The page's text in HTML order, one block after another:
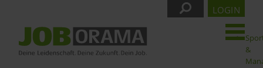
&
LOGIN